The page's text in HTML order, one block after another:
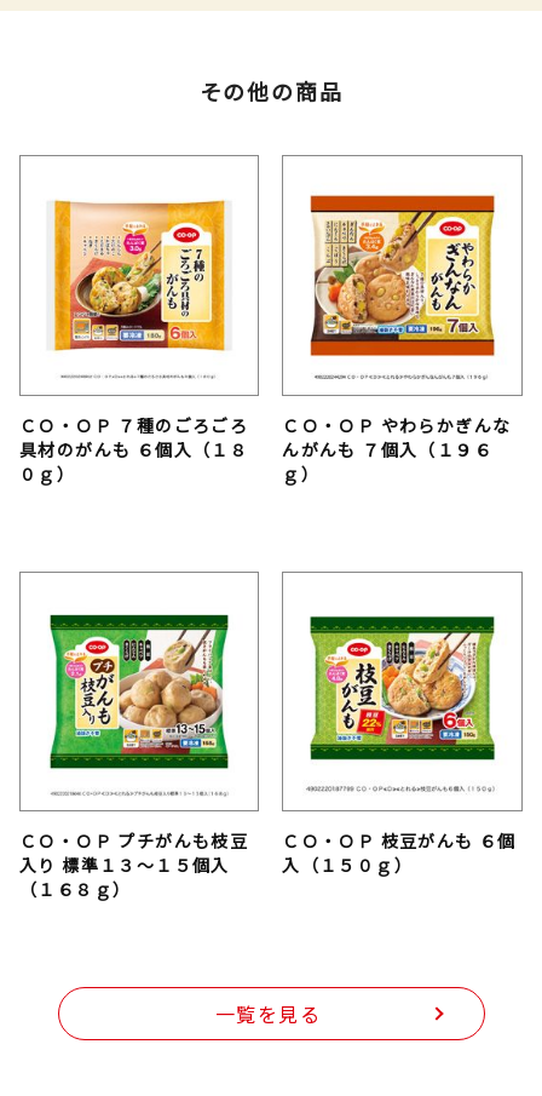
その他の商品
ＣＯ・ＯＰ ７種のごろごろ
具材のがんも ６個入（１８
０ｇ）
ＣＯ・ＯＰ やわらかぎんな
んがんも ７個入（１９６
ｇ）
ＣＯ・ＯＰ プチがんも枝豆
入り 標準１３～１５個入
（１６８ｇ）
ＣＯ・ＯＰ 枝豆がんも ６個
入（１５０ｇ）
一覧を見る